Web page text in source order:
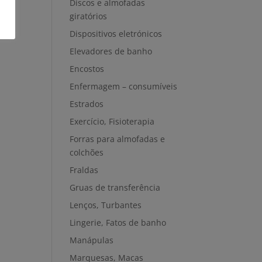
Discos e almofadas
giratórios
Dispositivos eletrónicos
Elevadores de banho
Encostos
Enfermagem – consumíveis
Estrados
Exercício, Fisioterapia
Forras para almofadas e
colchões
Fraldas
Gruas de transferência
Lenços, Turbantes
Lingerie, Fatos de banho
Manápulas
Marquesas, Macas